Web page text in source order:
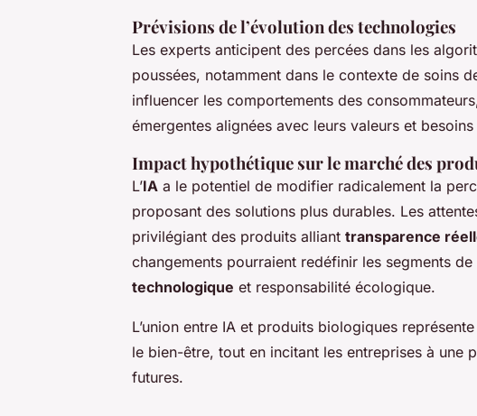
Prévisions de l’évolution des technologies
Les experts anticipent des percées dans les
poussées, notamment dans le contexte de soins
influencer les comportements des
émergentes alignées avec leurs valeurs et
Impact hypothétique sur le marché des
L’IA a le potentiel de modifier radicalement la
proposant des solutions plus durables. Les
privilégiant des produits alliant transparence
changements pourraient redéfinir les segments
technologique et responsabilité écologique.
L’union entre IA et produits biologiques
le bien-être, tout en incitant les entreprises à une
futures.